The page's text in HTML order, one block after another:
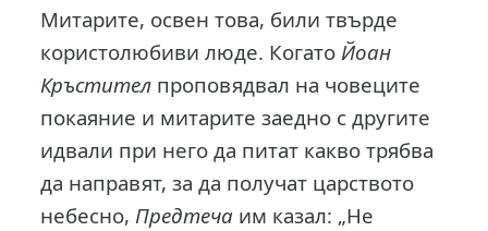
Митарите, освен това, били твърде
користолюбиви люде. КогатоЙоан
Кръстител проповядвал на човеците
покаяние и митарите заедно с другите
идвали при него да питат какво трябва
да направят, за да получат царството
небесно,Предтеча им казал: „Не